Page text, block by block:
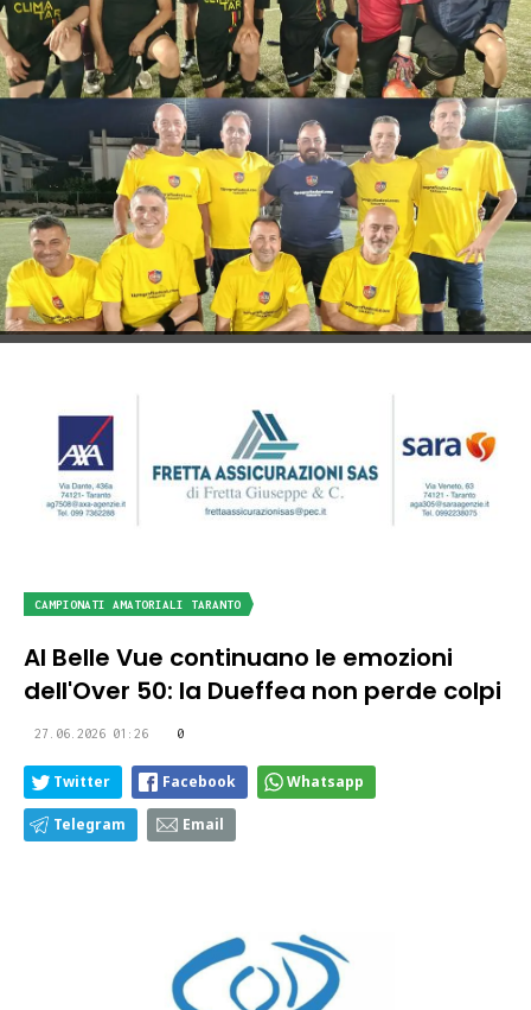
CAMPIONATI AMATORIALI TARANTO
Al Belle Vue continuano le emozioni
dell'Over 50: la Dueffea non perde colpi
27.06.2026 01:26 0
Twitter Facebook Whatsapp
Telegram Email